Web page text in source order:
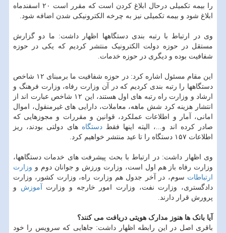
را بیمه تکمیلی درحال ابلاغ کردن است که مقرر است ۲۰ اسفندماه
ابلاغ شود و بیمه تکمیلی نیز به چرخه الکترونیکی شدن اضافه شود.
وی در ارتباط با رتبه بندی دستگاهها اظهار داشت: ما دو گزارش
مستقل در حوزه دولت الکترونیک منتشر کردیم که یکی در حوزه
شفافیت بوده و دیگری در حوزه خدمات.
این مقام مسئول اشاره کرد: در حوزه شفافیت ما برمبنای ۱۲ شاخص
دستگاهها را رتبه بندی کردیم که در آن وزارت رفاه، وزارت فرهنگ و
ارشاد و وزارت راه رتبه های اول هستند، این ۱۲ شاخص عبارت اند از
انتشار هزینه کرد شش ماهه، معاملات، دارایی های غیرمنقول، اموال
امانی، آمار و اطلاعات عملکرد، قوانین و مقررات و مجوزهایی که
صادر کرده اند و...، الیته اینها فقطدستگاه های دولتی بودند، ریز
اطلاعات ۱۵۷ دستگاه را تا عید منتشر خواهیم کرد.
وی اظهار داشت: در ارتباط با بحث پیشرفت های خدمات دستگاهها،
وزارت رفاه باز هم اول است، وزارت ورزش و جوانان دوم و وزارت
ارتباطات سوم، در آخر جدول هم وزارت راه، وزارت کشور، وزارت
دادگستری، وزارت نفت، وزارت امور خارجه و وزارت آموزش و
پرورش قرار دارند.
آیا بانک ها هنوز مدارک هویتی دریافت می کنند؟
باقری اصل در این رابطه اظهار داشت: جاهایی که سرویس را خود